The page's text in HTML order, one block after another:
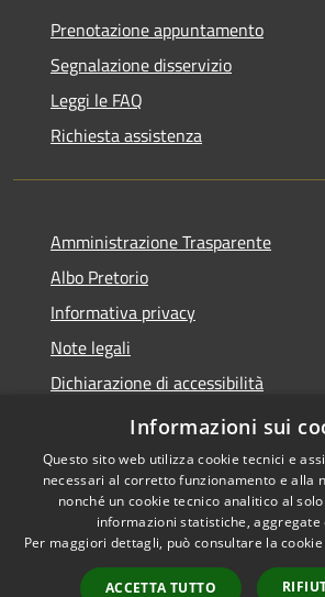
Prenotazione appuntamento
Segnalazione disservizio
Leggi le FAQ
Richiesta assistenza
Amministrazione Trasparente
Albo Pretorio
Informativa privacy
Note legali
Dichiarazione di accessibilità
Obiettivi di accessibilità
Accessibilità
by
Informazioni sui
Questo sito web utilizza cookie tecnici e
necessari al corretto funzionamento e alla
nonché un cookie tecnico analitico al
informazioni statistiche, aggregate
Per maggiori dettagli, può consultare la
ACCETTA TUTTO